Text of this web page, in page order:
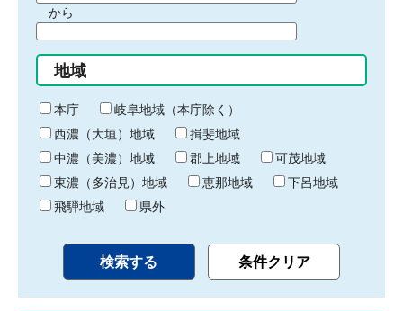
間
始
り
から
間
終
わ
り
地域
本庁
岐阜地域（本庁除く）
西濃（大垣）地域
揖斐地域
中濃（美濃）地域
郡上地域
可茂地域
東濃（多治見）地域
恵那地域
下呂地域
飛騨地域
県外